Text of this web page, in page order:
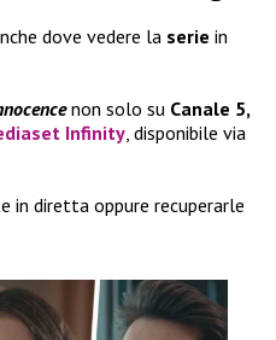
dove vedere la serie in
non solo su Canale 5,
Infinity, disponibile via
in diretta oppure recuperarle